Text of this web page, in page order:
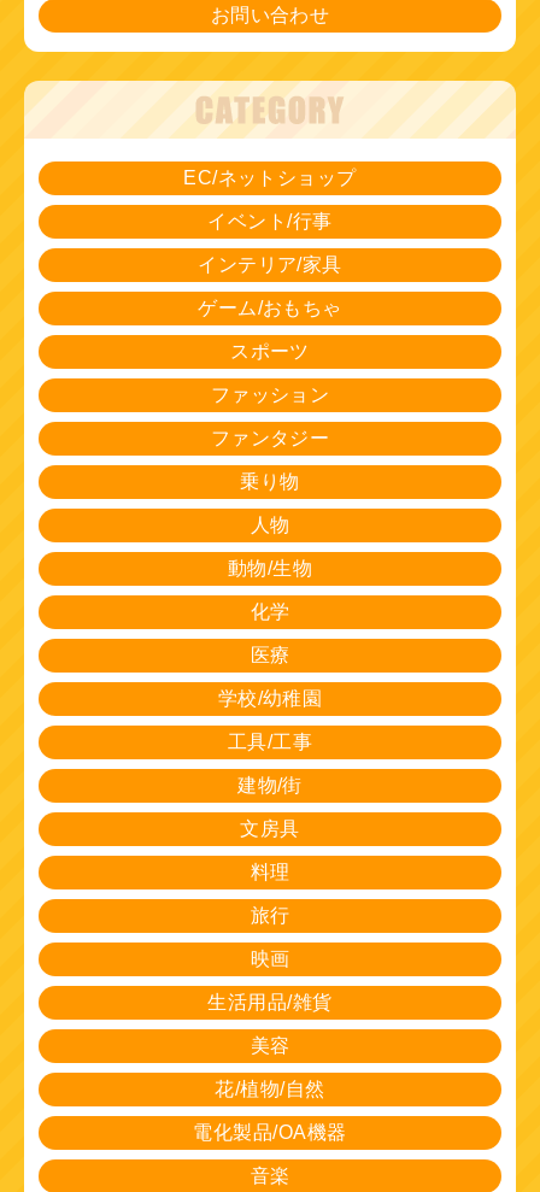
お問い合わせ
EC/ネットショップ
イベント/行事
インテリア/家具
ゲーム/おもちゃ
スポーツ
ファッション
ファンタジー
乗り物
人物
動物/生物
化学
医療
学校/幼稚園
工具/工事
建物/街
文房具
料理
旅行
映画
生活用品/雑貨
美容
花/植物/自然
電化製品/OA機器
音楽